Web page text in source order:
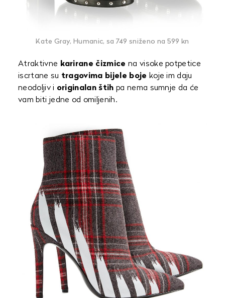
Kate Gray, Humanic, sa 749 sniženo na 599 kn
Atraktivne karirane čizmice na visoke potpetice
iscrtane su tragovima bijele boje koje im daju
neodoljiv i originalan štih pa nema sumnje da će
vam biti jedne od omiljenih.